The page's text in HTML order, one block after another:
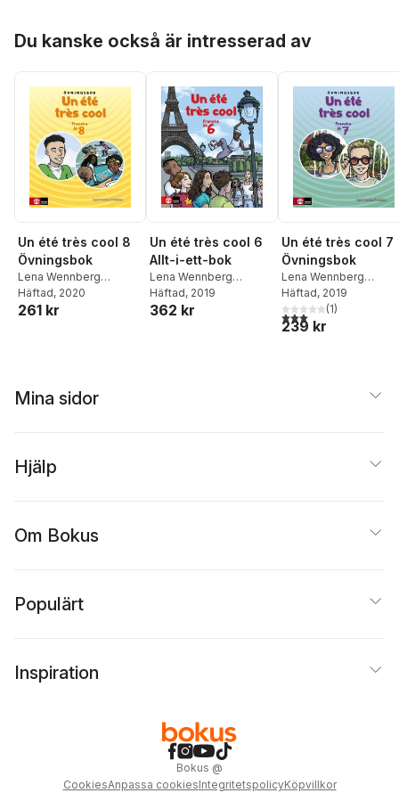
Du kanske också är intresserad av
Un été très cool 8
Övningsbok
Lena Wennberg
Trolleberg
Häftad, 2020
261 kr
Un été très cool 6
Allt-i-ett-bok
Lena Wennberg
Trolleberg
Häftad, 2019
362 kr
Un été très cool 7
Övningsbok
Lena Wennberg
Trolleberg
Häftad, 2019
3,0utav 5 stjärnor.
(1)
239 kr
Mina sidor
Hjälp
Om Bokus
Populärt
Inspiration
Bokus @
CookiesAnpassa cookiesIntegritetspolicyKöpvillkor